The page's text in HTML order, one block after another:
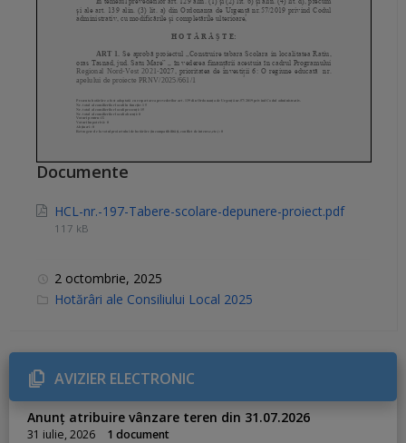
Documente
HCL-nr.-197-Tabere-scolare-depunere-proiect.pdf
117 kB
2 octombrie, 2025
C
r
i
e
s
Hotărâri ale Consiliului Local 2025
AVIZIER ELECTRONIC
Anunț atribuire vânzare teren din 31.07.2026
31 iulie, 2026 1 document